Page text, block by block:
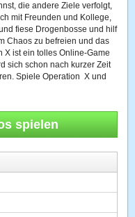
die andere Ziele verfolgt,
mit Freunden und Kollege,
fiese Drogenbosse und hilf
Chaos zu befreien und das
X ist ein tolles Online-Game
sich schon nach kurzer Zeit
Spiele Operation X und
spielen